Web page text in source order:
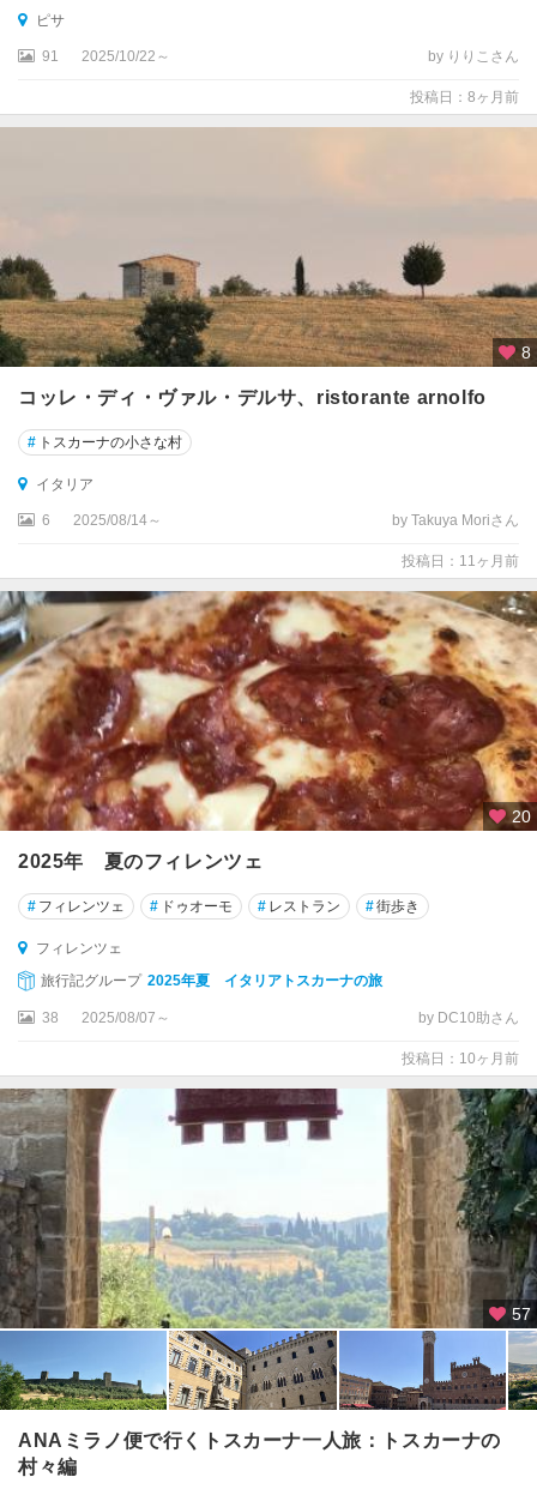
シ
リ
州
サ
シ
ル
ミ
オ
ネ
ジ
ェ
ス
ト
レ
ー
ス
ポ
レ
ト
ソ
ア
ー
ェ
ソ
レ
ン
ト
タ
オ
ル
ミ
ナ
ー
ラ
ト
ピサ
91 2025/10/22～ by りりこさん
投稿日：8ヶ月前
8
コッレ・ディ・ヴァル・デルサ、ristorante arnolfo
# トスカーナの小さな村
イタリア
6 2025/08/14～ by Takuya Moriさん
投稿日：11ヶ月前
20
2025年 夏のフィレンツェ
# フィレンツェ # ドゥオーモ # レストラン #街歩き
フィレンツェ
旅行記グループ 2025年夏 イタリアトスカーナの旅
38 2025/08/07～ by DC10助さん
投稿日：10ヶ月前
57
ANAミラノ便で行くトスカーナ一人旅：トスカーナの
村々編